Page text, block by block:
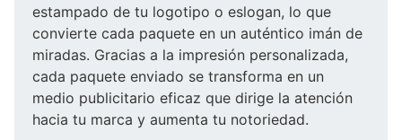
estampado de tu logotipo o eslogan, lo que
convierte cada paquete en un auténtico imán de
miradas. Gracias a la impresión personalizada,
cada paquete enviado se transforma en un
medio publicitario eficaz que dirige la atención
hacia tu marca y aumenta tu notoriedad.